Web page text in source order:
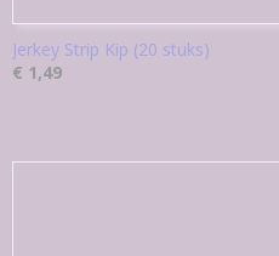
Jerkey Strip Kip (20 stuks)
€ 1,49